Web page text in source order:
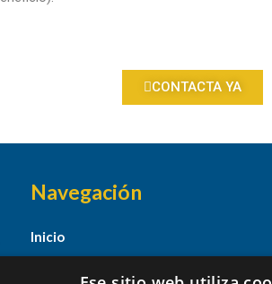
CONTACTA YA
Navegación
Inicio